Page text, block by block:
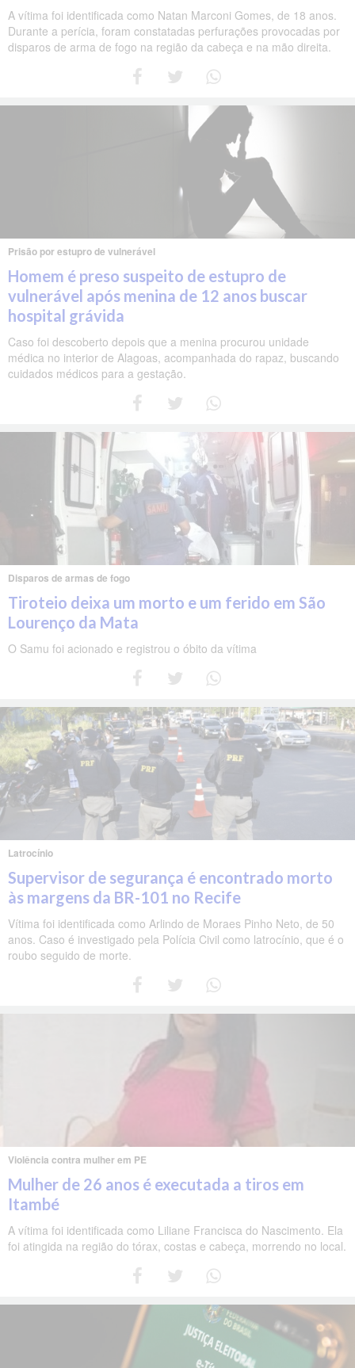
A vítima foi identificada como Natan Marconi Gomes, de 18 anos.
Durante a perícia, foram constatadas perfurações provocadas por
disparos de arma de fogo na região da cabeça e na mão direita.
Prisão por estupro de vulnerável
Homem é preso suspeito de estupro de
vulnerável após menina de 12 anos buscar
hospital grávida
Caso foi descoberto depois que a menina procurou unidade
médica no interior de Alagoas, acompanhada do rapaz, buscando
cuidados médicos para a gestação.
Disparos de armas de fogo
Tiroteio deixa um morto e um ferido em São
Lourenço da Mata
O Samu foi acionado e registrou o óbito da vítima
Latrocínio
Supervisor de segurança é encontrado morto
às margens da BR-101 no Recife
Vítima foi identificada como Arlindo de Moraes Pinho Neto, de 50
anos. Caso é investigado pela Polícia Civil como latrocínio, que é o
roubo seguido de morte.
Violência contra mulher em PE
Mulher de 26 anos é executada a tiros em
Itambé
A vítima foi identificada como Liliane Francisca do Nascimento. Ela
foi atingida na região do tórax, costas e cabeça, morrendo no local.